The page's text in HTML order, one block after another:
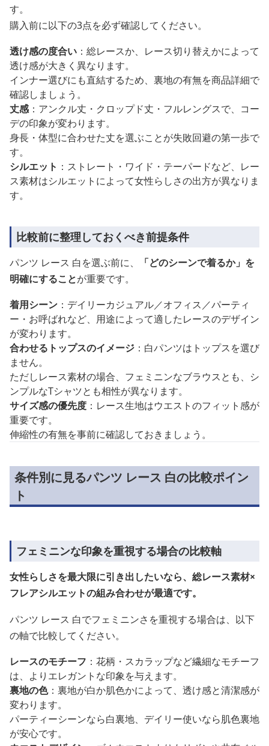
す。
購入前に以下の3点を必ず確認してください。
透け感の度合い ：総レースか、レース切り替えかによって
透け感が大きく異なります。
インナー選びにも直結するため、裏地の有無を商品詳細で
確認しましょう。
丈感：アンクル丈・クロップド丈・フルレングスで、コー
デの印象が変わります。
身長・体型に合わせた丈を選ぶことが失敗回避の第一歩で
す。
シルエット ：ストレート・ワイド・テーパードなど、レー
ス素材はシルエットによって女性らしさの出方が異なりま
す。
比較前に整理しておくべき前提条件
パンツ レース 白を選ぶ前に、
「どのシーンで着るか」を
明確にすることが重要です。
着用シーン ：デイリーカジュアル／オフィス／パーティ
ー・お呼ばれなど、用途によって適したレースのデザイン
が変わります。
合わせるトップスのイメージ ：白パンツはトップスを選び
ません。
ただしレース素材の場合、フェミニンなブラウスとも、シ
ンプルなTシャツとも相性が異なります。
サイズ感の優先度 ：レース生地はウエストのフィット感が
重要です。
伸縮性の有無を事前に確認しておきましょう。
条件別に見るパンツ レース 白の比較ポイン
ト
フェミニンな印象を重視する場合の比較軸
女性らしさを最大限に引き出したいなら、総レース素材×
フレアシルエットの組み合わせが最適です。
パンツ レース 白でフェミニンさを重視する場合は、以下
の軸で比較してください。
レースのモチーフ ：花柄・スカラップなど繊細なモチーフ
は、よりエレガントな印象を与えます。
裏地の色：裏地が白か肌色かによって、透け感と清潔感が
変わります。
パーティーシーンなら白裏地、デイリー使いなら肌色裏地
が安心です。